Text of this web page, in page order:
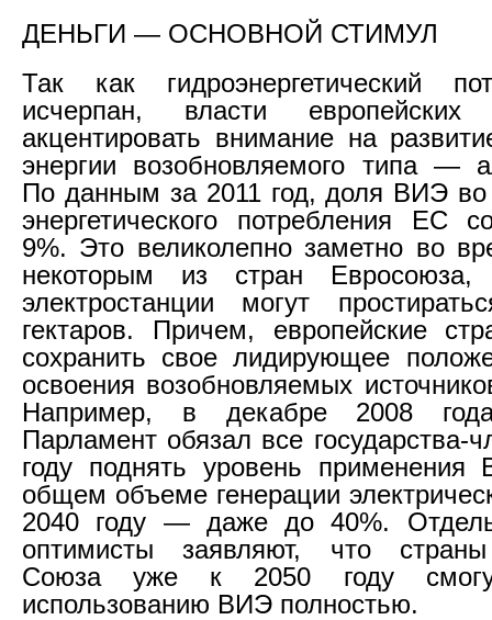
ДЕНЬГИ — ОСНОВНОЙ СТИМУЛ
Так как гидроэнергетический
исчерпан, власти
акцентировать внимание на
энергии возобновляемого типа —
По данным за 2011 год, доля ВИЭ во
энергетического потребления ЕС
9%. Это великолепно заметно во
некоторым из стран Евросоюза,
электростанции могут
гектаров. Причем, европейские
сохранить свое лидирующее
освоения возобновляемых
Например, в декабре 2008 года
Парламент обязал все государства-
году поднять уровень
общем объеме генерации
2040 году — даже до 40%.
оптимисты заявляют, что страны
Союза уже к 2050 году
использованию ВИЭ полностью.